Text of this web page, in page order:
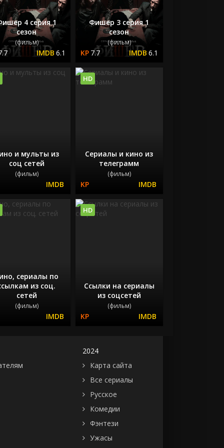
4 серия 1
сезон
(фильм)
6.1
Фишер 3 серия 1
сезон
(фильм)
7.7 6.1
и мульты из
соц сетей
(фильм)
Сериалы и кино из
телеграмм
(фильм)
HD
сериалы по
из соц.
сетей
(фильм)
Ссылки на сериалы
из соцсетей
(фильм)
HD
2024
Карта сайта
Все сериалы
Русское
Комедии
Фэнтези
Ужасы